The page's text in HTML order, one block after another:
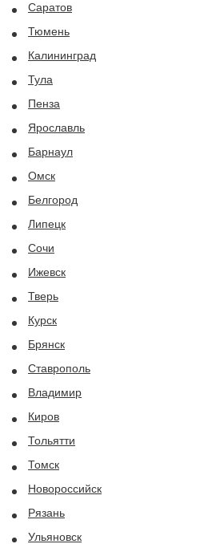
Саратов
Тюмень
Калининград
Тула
Пенза
Ярославль
Барнаул
Омск
Белгород
Липецк
Сочи
Ижевск
Тверь
Курск
Брянск
Ставрополь
Владимир
Киров
Тольятти
Томск
Новороссийск
Рязань
Ульяновск